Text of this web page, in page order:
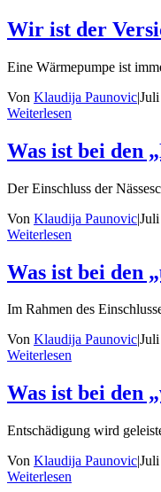
Wir ist der
Eine Wärmepumpe ist
Von Klaudija Paunovic|
Weiterlesen
Was ist bei den
Der Einschluss der
Von Klaudija Paunovic|
Weiterlesen
Was ist bei den
Im Rahmen des
Von Klaudija Paunovic|
Weiterlesen
Was ist bei den
Entschädigung wird
Von Klaudija Paunovic|
Weiterlesen